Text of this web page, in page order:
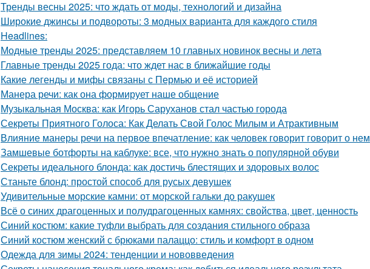
Тренды весны 2025: что ждать от моды, технологий и дизайна
Широкие джинсы и подвороты: 3 модных варианта для каждого стиля
Headlines:
Модные тренды 2025: представляем 10 главных новинок весны и лета
Главные тренды 2025 года: что ждет нас в ближайшие годы
Какие легенды и мифы связаны с Пермью и её историей
Манера речи: как она формирует наше общение
Музыкальная Москва: как Игорь Саруханов стал частью города
Секреты Приятного Голоса: Как Делать Свой Голос Милым и Атрактивным
Влияние манеры речи на первое впечатление: как человек говорит говорит о нем
Замшевые ботфорты на каблуке: все, что нужно знать о популярной обуви
Секреты идеального блонда: как достичь блестящих и здоровых волос
Станьте блонд: простой способ для русых девушек
Удивительные морские камни: от морской гальки до ракушек
Всё о синих драгоценных и полудрагоценных камнях: свойства, цвет, ценность
Синий костюм: какие туфли выбрать для создания стильного образа
Синий костюм женский с брюками палаццо: стиль и комфорт в одном
Одежда для зимы 2024: тенденции и нововведения